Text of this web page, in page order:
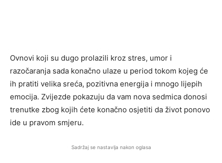
Ovnovi koji su dugo prolazili kroz stres, umor i
razočaranja sada konačno ulaze u period tokom kojeg će
ih pratiti velika sreća, pozitivna energija i mnogo lijepih
emocija. Zvijezde pokazuju da vam nova sedmica donosi
trenutke zbog kojih ćete konačno osjetiti da život ponovo
ide u pravom smjeru.
Sadržaj se nastavlja nakon oglasa